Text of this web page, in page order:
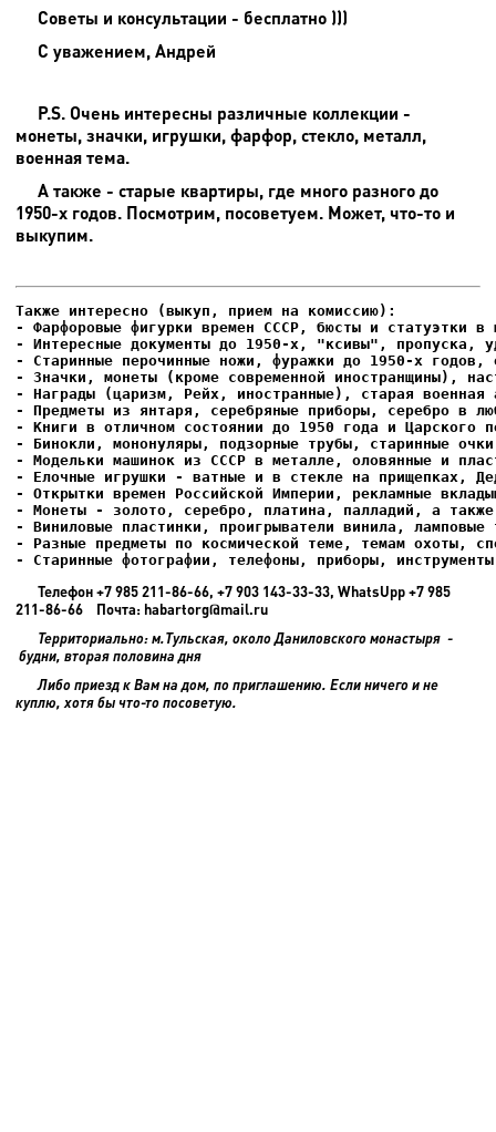
Советы и консультации - бесплатно )))
С уважением, Андрей
P.S. Очень интересны различные коллекции -
монеты, значки, игрушки, фарфор, стекло, металл,
военная тема.
А также - старые квартиры, где много разного до
1950-х годов. Посмотрим, посоветуем. Может, что-то и
выкупим.
- Фарфоровые фигурки времен СССР, бюсты и статуэтки в
- Интересные документы до 1950-х, "ксивы", пропуска,
- Елочные игрушки - ватные и в стекле на прищепках,
- Старинные фотографии, телефоны, приборы,
Телефон +7 985 211-86-66, +7 903 143-33-33, WhatsUpp +7 985
211-86-66 Почта: habartorg@mail.ru
Территориально: м.Тульская, около Даниловского монастыря -
будни, вторая половина дня
Либо приезд к Вам на дом, по приглашению. Если ничего и не
куплю, хотя бы что-то посоветую.